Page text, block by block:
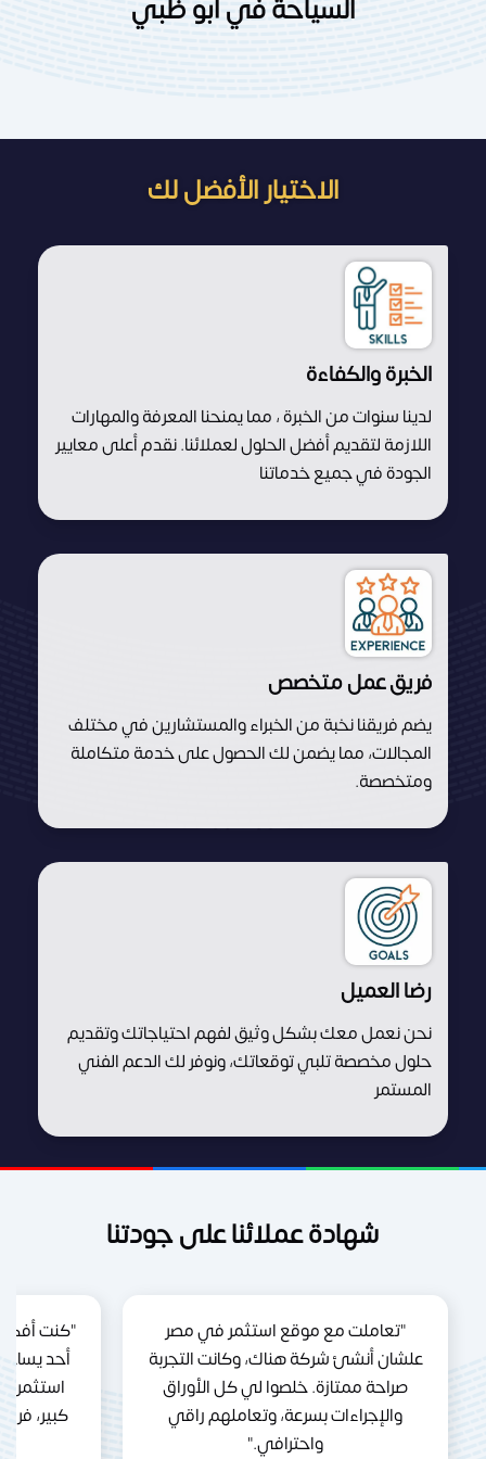
السياحة في أبو ظبي
الاختيار الأفضل لك
الخبرة والكفاءة
لدينا سنوات من الخبرة ، مما يمنحنا المعرفة والمهارات
اللازمة لتقديم أفضل الحلول لعملائنا. نقدم أعلى معايير
الجودة في جميع خدماتنا
فريق عمل متخصص
يضم فريقنا نخبة من الخبراء والمستشارين في مختلف
المجالات، مما يضمن لك الحصول على خدمة متكاملة
ومتخصصة.
رضا العميل
نحن نعمل معك بشكل وثيق لفهم احتياجاتك وتقديم
حلول مخصصة تلبي توقعاتك، ونوفر لك الدعم الفني
المستمر
شهادة عملائنا على جودتنا
"تعاملت مع موقع استثمر في مصر
علشان أنشئ شركة هناك، وكانت التجربة
صراحة ممتازة. خلصوا لي كل الأوراق
والإجراءات بسرعة، وتعاملهم راقي
واحترافي."
"كنت
أحد
استثمر
كبير،